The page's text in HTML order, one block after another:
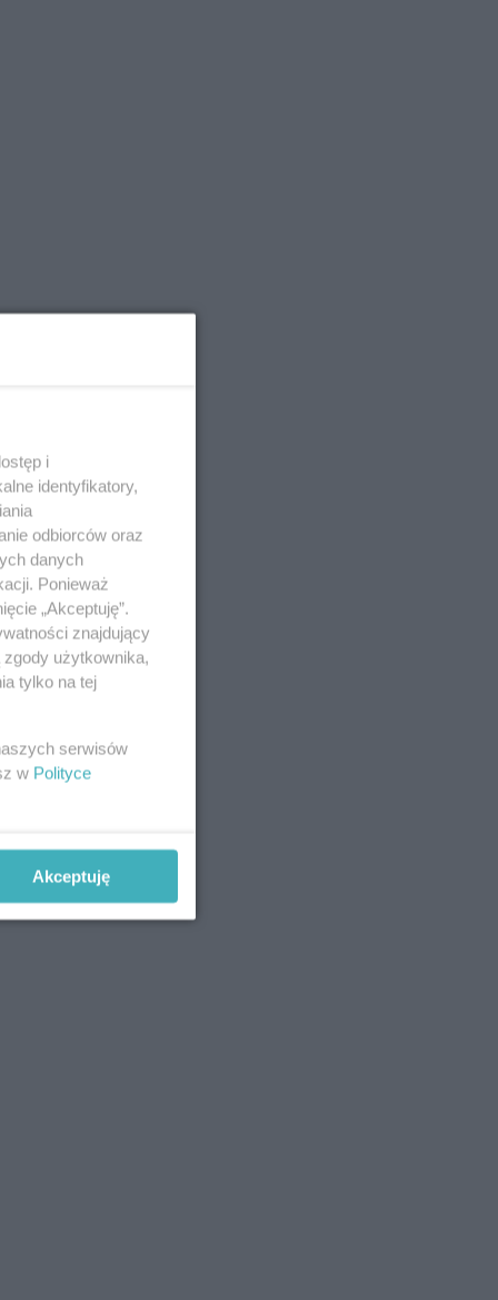
i
identyfikatory,
odbiorców oraz
danych
Ponieważ
„Akceptuję”.
znajdujący
użytkownika,
tylko na tej
serwisów
w Polityce
Akceptuję